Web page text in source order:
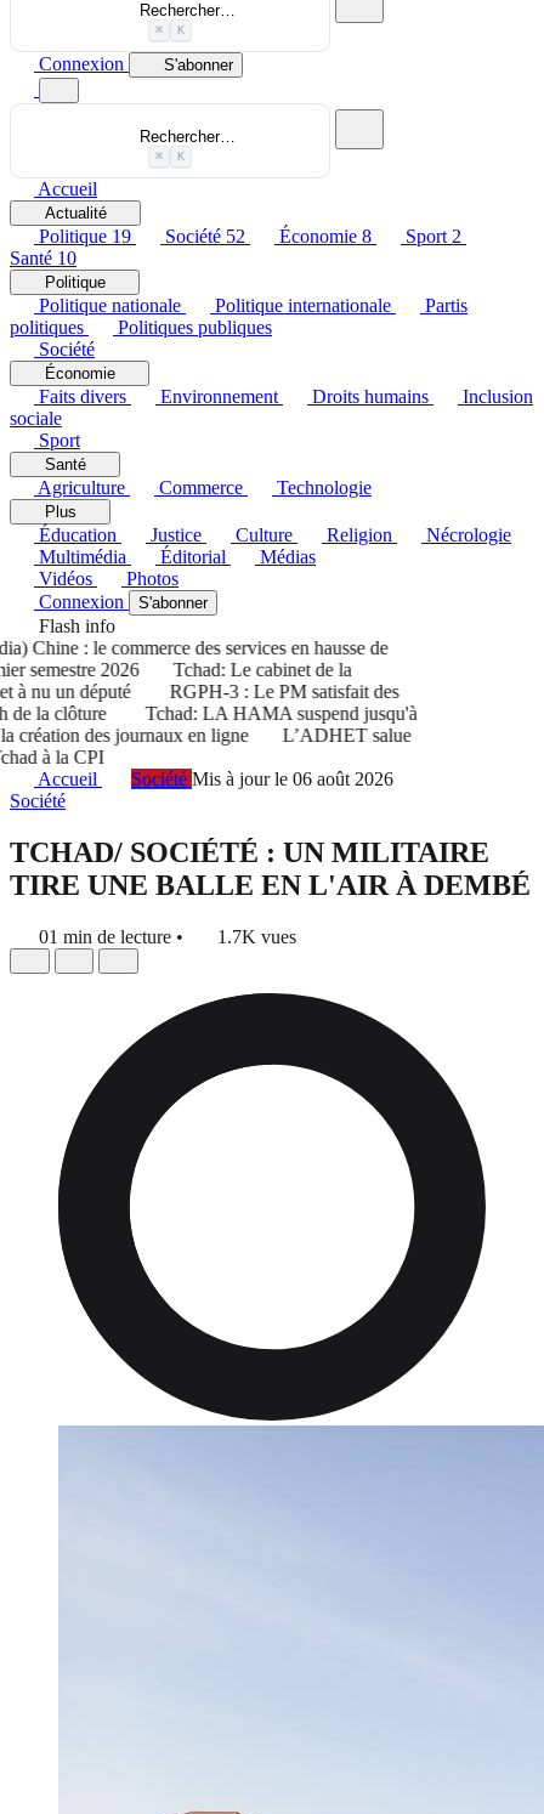
Rechercher…
⌘ K
Connexion S'abonner
Rechercher…
⌘ K
Accueil
Actualité
Politique 19 Société 52 Économie 8 Sport 2
Santé 10
Politique
Politique nationale Politique internationale
Partis
politiques
Politiques publiques
Société
Économie
Faits divers Environnement Droits humains
Inclusion
sociale
Sport
Santé
Agriculture Commerce Technologie
Plus
Éducation Justice Culture Religion
Nécrologie
Multimédia
Éditorial
Médias
Vidéos
Photos
Connexion
S'abonner
Flash info
: le commerce des services en hausse de
semestre 2026
Tchad: Le cabinet de la
nu un député
RGPH-3 : Le PM satisfait des
la clôture
Tchad: LA HAMA suspend jusqu'à
des journaux en ligne
L’ADHET salue
à la CPI
Accueil
Société Mis à jour le 06 août 2026
Société
TCHAD/ SOCIÉTÉ : UN MILITAIRE
TIRE UNE BALLE EN L'AIR À DEMBÉ
01 min de lecture • 1.7K vues